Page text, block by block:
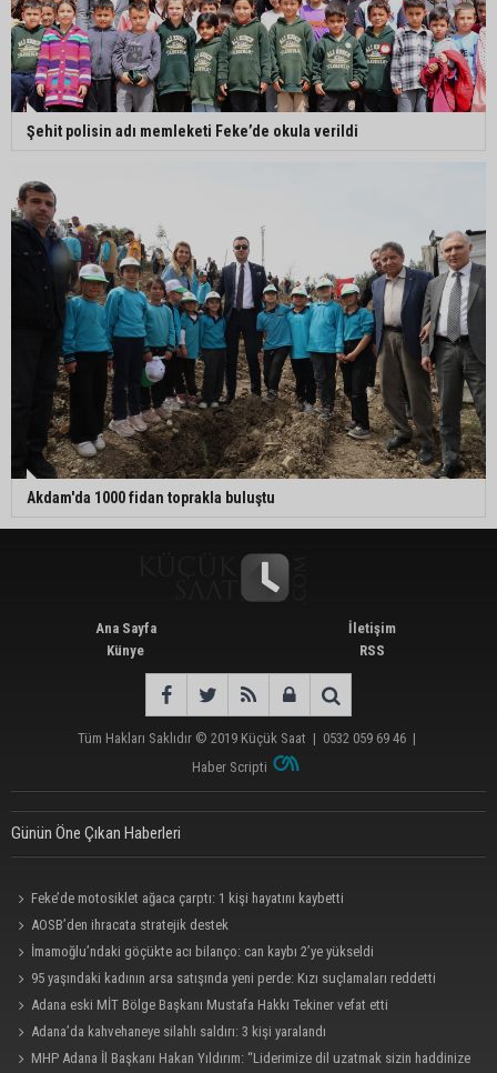
Şehit polisin adı memleketi Feke’de okula verildi
Akdam'da 1000 fidan toprakla buluştu
Ana Sayfa
Künye
İletişim
RSS
Tüm Hakları Saklıdır © 2019 Küçük Saat | 0532 059 69 46 |
Haber Scripti
Günün Öne Çıkan Haberleri
Feke’de motosiklet ağaca çarptı: 1 kişi hayatını kaybetti
AOSB’den ihracata stratejik destek
İmamoğlu’ndaki göçükte acı bilanço: can kaybı 2’ye yükseldi
95 yaşındaki kadının arsa satışında yeni perde: Kızı suçlamaları reddetti
Adana eski MİT Bölge Başkanı Mustafa Hakkı Tekiner vefat etti
Adana’da kahvehaneye silahlı saldırı: 3 kişi yaralandı
MHP Adana İl Başkanı Hakan Yıldırım: “Liderimize dil uzatmak sizin haddinize